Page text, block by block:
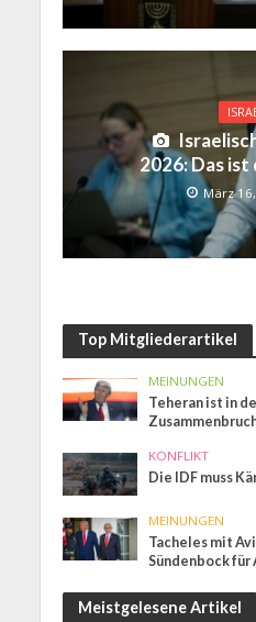
2026: Das ist
März
Top Mitgliederartikel
MEINUNGEN
Teheran ist in
KONFLIKT
Die IDF muss
MEINUNGEN
Tacheles mit
Sündenbock für
Meistgelesene Artikel